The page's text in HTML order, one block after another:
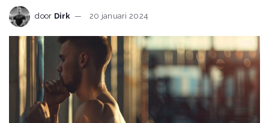
door Dirk 20 januari 2024